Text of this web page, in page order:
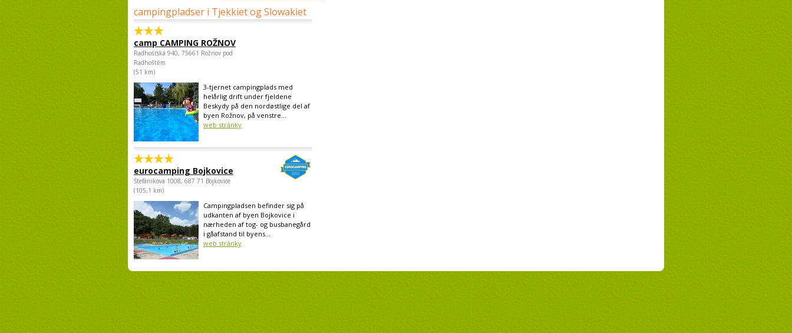
campingpladser i Tjekkiet og Slowakiet
camp CAMPING ROŽNOV
Radhošťská 940, 75661 Rožnov pod
Radhoštěm
(51 km)
3-tjernet campingplads med
helårlig drift under fjeldene
Beskydy på den nordøstlige del af
byen Rožnov, på venstre...
web stránky
eurocamping Bojkovice
Štefánikova 1008, 687 71 Bojkovice
(105,1 km)
Campingpladsen befinder sig på
udkanten af byen Bojkovice i
nærheden af tog- og busbanegård
i gåafstand til byens...
web stránky